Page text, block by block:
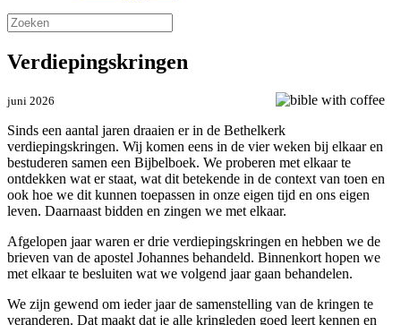
Verdiepingskringen
juni 2026
Sinds een aantal jaren draaien er in de Bethelkerk
verdiepingskringen. Wij komen eens in de vier weken bij elkaar en
bestuderen samen een Bijbelboek. We proberen met elkaar te
ontdekken wat er staat, wat dit betekende in de context van toen en
ook hoe we dit kunnen toepassen in onze eigen tijd en ons eigen
leven. Daarnaast bidden en zingen we met elkaar.
Afgelopen jaar waren er drie verdiepingskringen en hebben we de
brieven van de apostel Johannes behandeld. Binnenkort hopen we
met elkaar te besluiten wat we volgend jaar gaan behandelen.
We zijn gewend om ieder jaar de samenstelling van de kringen te
veranderen. Dat maakt dat je alle kringleden goed leert kennen en